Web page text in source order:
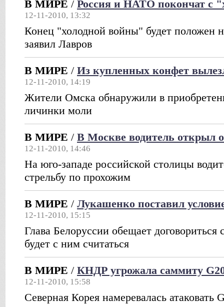
В МИРЕ / Россия и НАТО покончат с
12-11-2010, 13:32
Конец "холодной войны" будет положен
заявил Лавров
В МИРЕ / Из купленных конфет
12-11-2010, 14:19
Жители Омска обнаружили в
личинки моли
В МИРЕ / В Москве водитель открыл
12-11-2010, 14:46
На юго-западе российской столицы
стрельбу по прохожим
В МИРЕ / Лукашенко поставил
12-11-2010, 15:15
Глава Белоруссии обещает
будет с ним считаться
В МИРЕ / КНДР угрожала саммиту
12-11-2010, 15:58
Северная Корея намеревалась